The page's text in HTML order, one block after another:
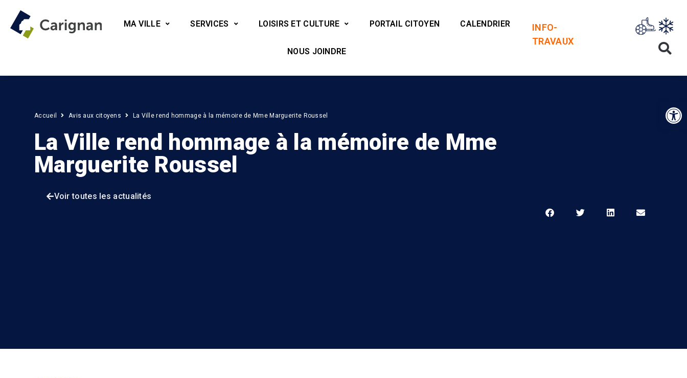
MA VILLE SERVICES LOISIRS ET CULTURE PORTAIL CITOYEN CALENDRIER
NOUS JOINDRE
INFO-
TRAVAUX
Accueil Avis aux citoyens La Ville rend hommage à la mémoire de Mme Marguerite Roussel
La Ville rend hommage à la mémoire de Mme
Marguerite Roussel
Voir toutes les actualités